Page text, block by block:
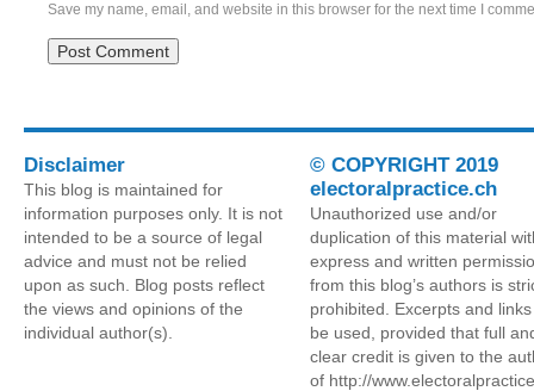
Save my name, email, and website in this browser for the next time I
Disclaimer
This blog is maintained for
information purposes only. It is not
intended to be a source of legal
advice and must not be relied
upon as such. Blog posts reflect
the views and opinions of the
individual author(s).
© COPYRIGHT 2019
electoralpractice.ch
Unauthorized use and/or
duplication of this material
express and written
from this blog’s authors is
prohibited. Excerpts and
be used, provided that full
clear credit is given to the
of http://